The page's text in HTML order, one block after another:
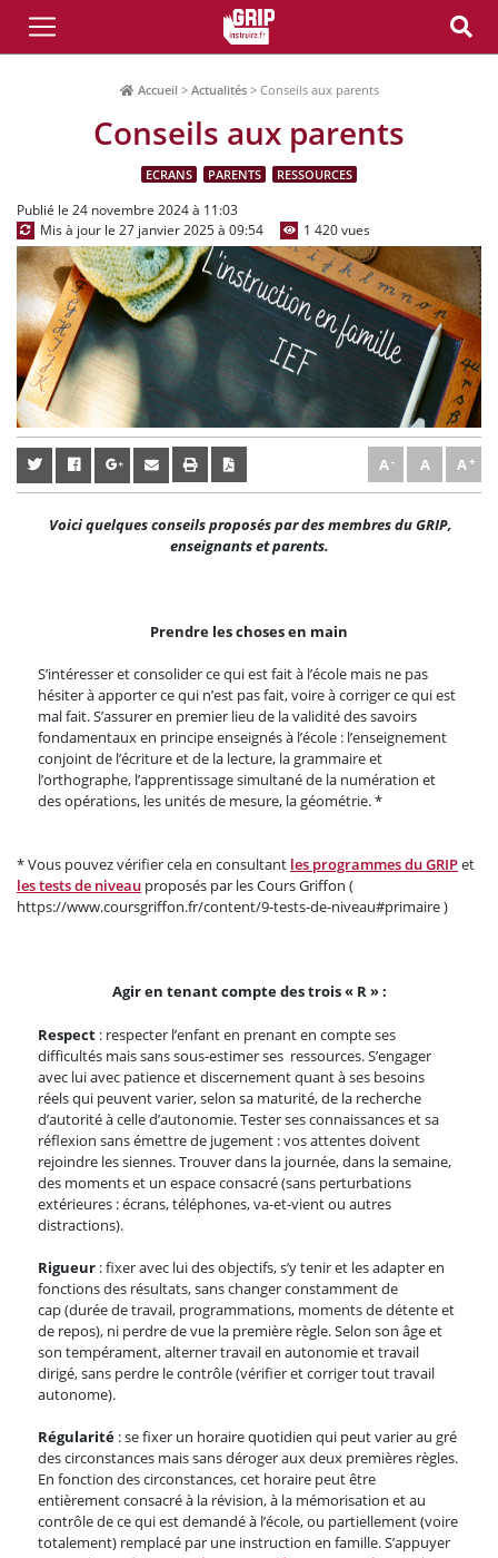
Accueil > Actualités> Conseils aux parents
Conseils aux parents
ECRANS PARENTS RESSOURCES
Publié le 24 novembre 2024 à 11:03
Mis à jour le 27 janvier 2025 à 09:54
1 420 vues
A A A
Voici quelques conseils proposés par des membres du GRIP,
enseignants et parents.
Prendre les choses en main
S’intéresser et consolider ce qui est fait à l’école mais ne pas
hésiter à apporter ce qui n’est pas fait, voire à corriger ce qui est
mal fait. S’assurer en premier lieu de la validité des savoirs
fondamentaux en principe enseignés à l’école : l’enseignement
conjoint de l’écriture et de la lecture, la grammaire et
l’orthographe, l’apprentissage simultané de la numération et
des opérations, les unités de mesure, la géométrie. *
* Vous pouvez vérifier cela en consultant les programmes du GRIPet
les tests de niveau proposés par les Cours Griffon (
https://www.coursgriffon.fr/content/9-tests-de-niveau#primaire )
Agir en tenant compte des trois « R » :
Respect : respecter l’enfant en prenant en compte ses
difficultés mais sans sous-estimer ses ressources. S’engager
avec lui avec patience et discernement quant à ses besoins
réels qui peuvent varier, selon sa maturité, de la recherche
d’autorité à celle d’autonomie. Tester ses connaissances et sa
réflexion sans émettre de jugement : vos attentes doivent
rejoindre les siennes. Trouver dans la journée, dans la semaine,
des moments et un espace consacré (sans perturbations
extérieures : écrans, téléphones, va-et-vient ou autres
distractions).
Rigueur : fixer avec lui des objectifs, s’y tenir et les adapter en
fonctions des résultats, sans changer constamment de
cap (durée de travail, programmations, moments de détente et
de repos), ni perdre de vue la première règle. Selon son âge et
son tempérament, alterner travail en autonomie et travail
dirigé, sans perdre le contrôle (vérifier et corriger tout travail
autonome).
Régularité : se fixer un horaire quotidien qui peut varier au gré
des circonstances mais sans déroger aux deux premières règles.
En fonction des circonstances, cet horaire peut être
entièrement consacré à la révision, à la mémorisation et au
contrôle de ce qui est demandé à l’école, ou partiellement (voire
totalement) remplacé par une instruction en famille. S’appuyer